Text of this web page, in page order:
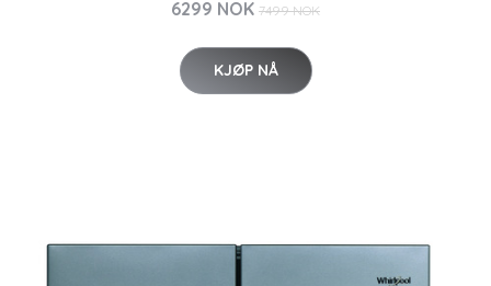
6299 NOK 7499 NOK
KJØP NÅ